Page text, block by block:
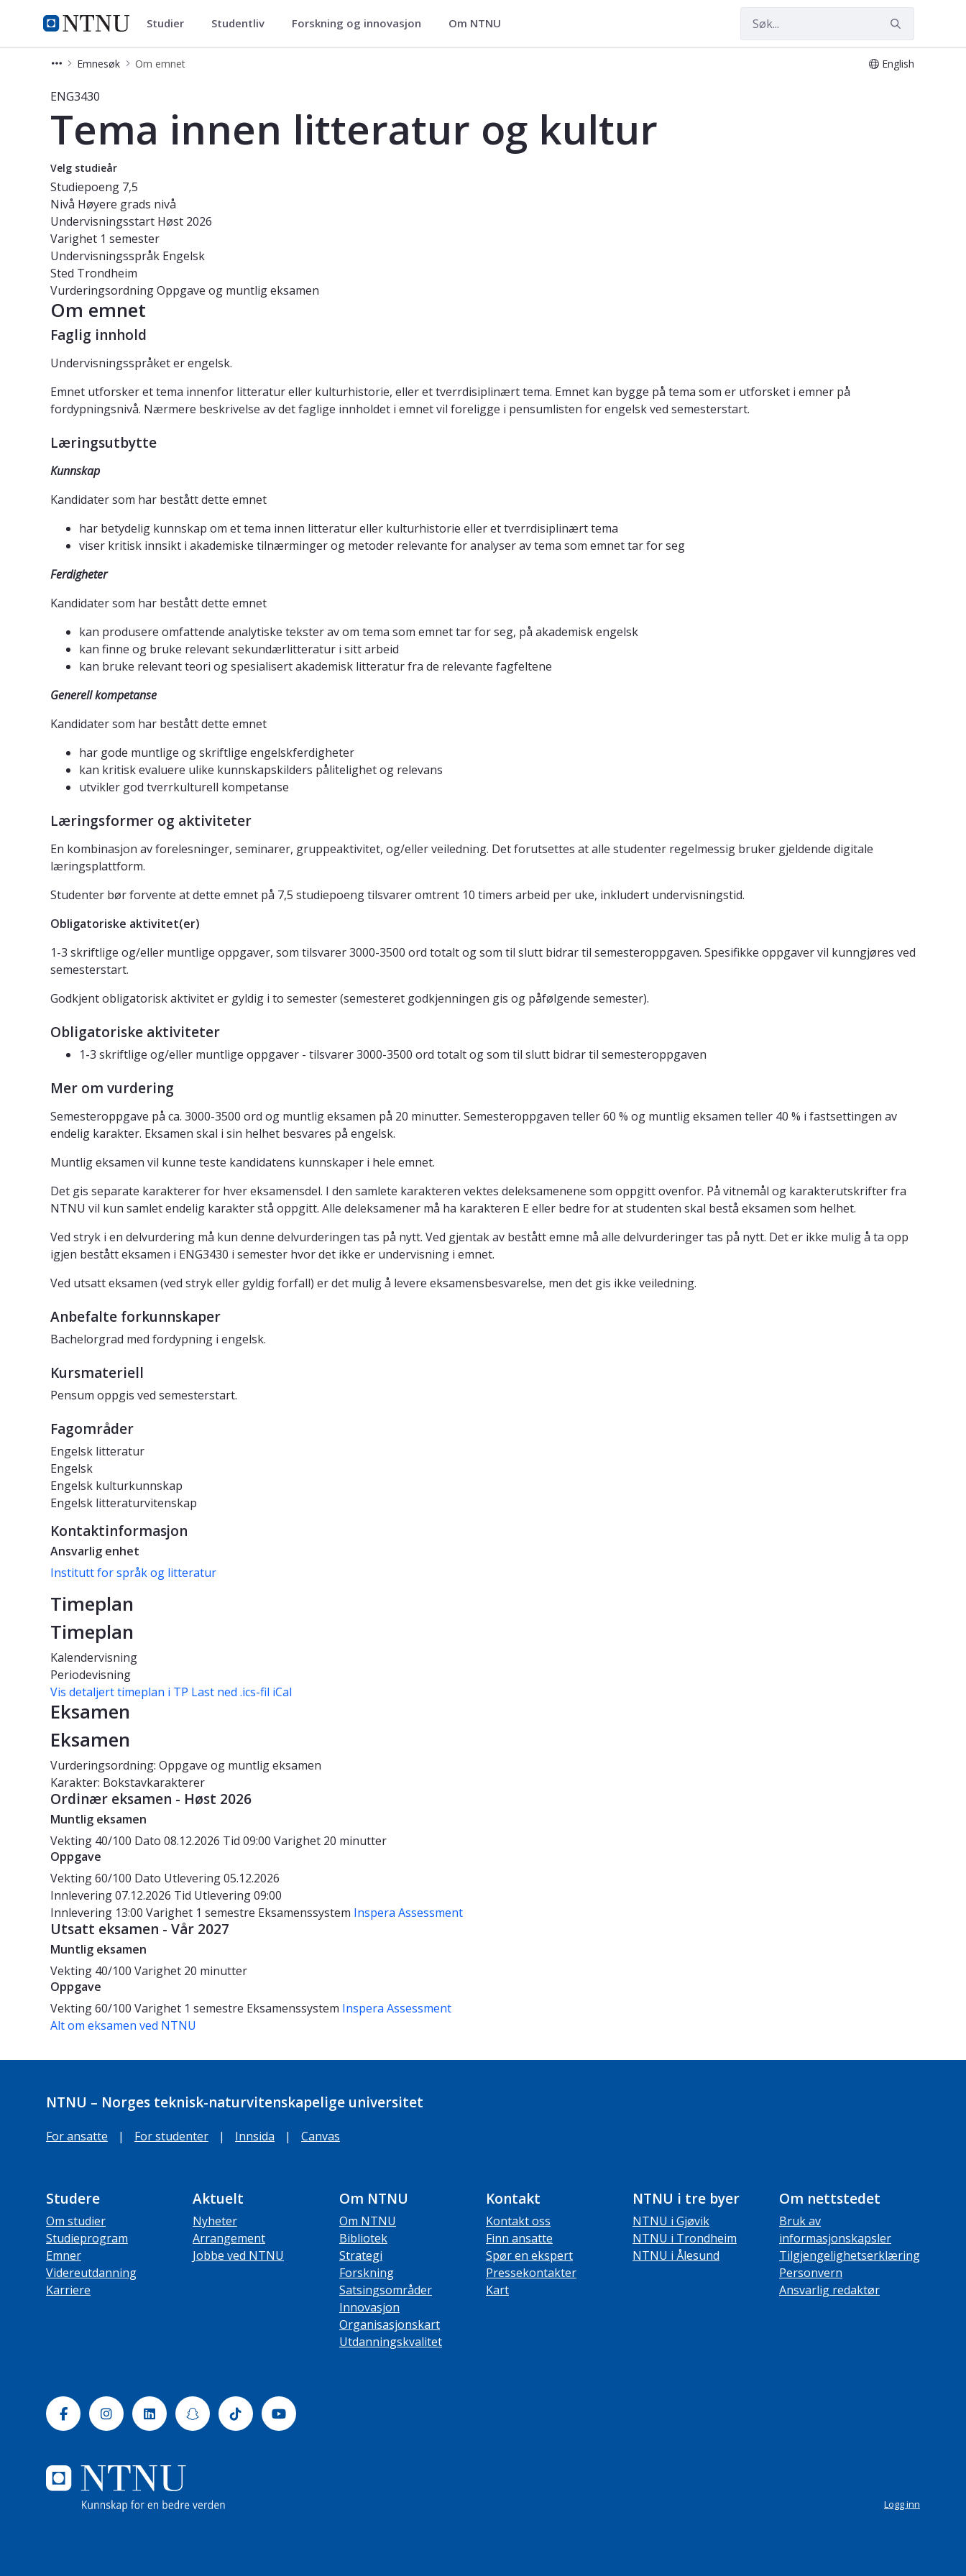
NTNU Hjemmeside
Studier Studier Studentliv Forskning og innovasjon Om NTNU
Emnesøk Om emnet English
Emne - Tema innen litteratur og kultur - ENG3430
ENG3430
Tema innen litteratur og kultur
Velg studieår
Studiepoeng 7,5
Nivå Høyere grads nivå
Undervisningsstart Høst 2026
Varighet 1 semester
Undervisningsspråk Engelsk
Sted Trondheim
VurderingsordningOppgave og muntlig eksamen
Om emnet
Faglig innhold
Undervisningsspråket er engelsk.
Emnet utforsker et tema innenfor litteratur eller kulturhistorie, eller et tverrdisiplinært tema. Emnet kan bygge på tema som er utforsket i emner på
fordypningsnivå. Nærmere beskrivelse av det faglige innholdet i emnet vil foreligge i pensumlisten for engelsk ved semesterstart.
Læringsutbytte
Kunnskap
Kandidater som har bestått dette emnet
har betydelig kunnskap om et tema innen litteratur eller kulturhistorie eller et tverrdisiplinært tema
viser kritisk innsikt i akademiske tilnærminger og metoder relevante for analyser av tema som emnet tar for seg
Ferdigheter
Kandidater som har bestått dette emnet
kan produsere omfattende analytiske tekster av om tema som emnet tar for seg, på akademisk engelsk
kan finne og bruke relevant sekundærlitteratur i sitt arbeid
kan bruke relevant teori og spesialisert akademisk litteratur fra de relevante fagfeltene
Generell kompetanse
Kandidater som har bestått dette emnet
har gode muntlige og skriftlige engelskferdigheter
kan kritisk evaluere ulike kunnskapskilders pålitelighet og relevans
utvikler god tverrkulturell kompetanse
Læringsformer og aktiviteter
En kombinasjon av forelesninger, seminarer, gruppeaktivitet, og/eller veiledning. Det forutsettes at alle studenter regelmessig bruker gjeldende digitale
læringsplattform.
Studenter bør forvente at dette emnet på 7,5 studiepoeng tilsvarer omtrent 10 timers arbeid per uke, inkludert undervisningstid.
Obligatoriske aktivitet(er)
1-3 skriftlige og/eller muntlige oppgaver, som tilsvarer 3000-3500 ord totalt og som til slutt bidrar til semesteroppgaven. Spesifikke oppgaver vil kunngjøres ved
semesterstart.
Godkjent obligatorisk aktivitet er gyldig i to semester (semesteret godkjenningen gis og påfølgende semester).
Obligatoriske aktiviteter
1-3 skriftlige og/eller muntlige oppgaver - tilsvarer 3000-3500 ord totalt og som til slutt bidrar til semesteroppgaven
Mer om vurdering
Semesteroppgave på ca. 3000-3500 ord og muntlig eksamen på 20 minutter. Semesteroppgaven teller 60 % og muntlig eksamen teller 40 % i fastsettingen av
endelig karakter. Eksamen skal i sin helhet besvares på engelsk.
Muntlig eksamen vil kunne teste kandidatens kunnskaper i hele emnet.
Det gis separate karakterer for hver eksamensdel. I den samlete karakteren vektes deleksamenene som oppgitt ovenfor. På vitnemål og karakterutskrifter fra
NTNU vil kun samlet endelig karakter stå oppgitt. Alle deleksamener må ha karakteren E eller bedre for at studenten skal bestå eksamen som helhet.
Ved stryk i en delvurdering må kun denne delvurderingen tas på nytt. Ved gjentak av bestått emne må alle delvurderinger tas på nytt. Det er ikke mulig å ta opp
igjen bestått eksamen i ENG3430 i semester hvor det ikke er undervisning i emnet.
Ved utsatt eksamen (ved stryk eller gyldig forfall) er det mulig å levere eksamensbesvarelse, men det gis ikke veiledning.
Anbefalte forkunnskaper
Bachelorgrad med fordypning i engelsk.
Kursmateriell
Pensum oppgis ved semesterstart.
Fagområder
Engelsk litteratur
Engelsk
Engelsk kulturkunnskap
Engelsk litteraturvitenskap
Kontaktinformasjon
Ansvarlig enhet
Institutt for språk og litteratur
Timeplan
Timeplan
Kalendervisning
Periodevisning
Vis detaljert timeplan i TP Last ned .ics-fil iCal
Eksamen
Eksamen
Vurderingsordning: Oppgave og muntlig eksamen
Karakter: Bokstavkarakterer
Ordinær eksamen - Høst 2026
Muntlig eksamen
Vekting 40/100 Dato 08.12.2026 Tid 09:00 Varighet 20 minutter
Oppgave
Vekting60/100 Dato Utlevering 05.12.2026
Innlevering 07.12.2026 Tid Utlevering 09:00
Innlevering 13:00 Varighet 1 semestre Eksamenssystem Inspera Assessment
Utsatt eksamen - Vår 2027
Muntlig eksamen
Vekting 40/100 Varighet 20 minutter
Oppgave
Vekting60/100 Varighet 1 semestre Eksamenssystem Inspera Assessment
Alt om eksamen ved NTNU
NTNU – Norges teknisk-naturvitenskapelige universitet
For ansatte | For studenter | Innsida | Canvas
Studere
Om studier
Studieprogram
Emner
Videreutdanning
Karriere
Aktuelt
Nyheter
Arrangement
Jobbe ved NTNU
Om NTNU
Om NTNU
Bibliotek
Strategi
Forskning
Satsingsområder
Innovasjon
Organisasjonskart
Utdanningskvalitet
Kontakt
Kontakt oss
Finn ansatte
Spør en ekspert
Pressekontakter
Kart
NTNU i tre byer
NTNU i Gjøvik
NTNU i Trondheim
NTNU i Ålesund
Om nettstedet
Bruk av
informasjonskapsler
Tilgjengelighetserklæring
Personvern
Ansvarlig redaktør
FacebookInstagramLinkedinSnapchatTiktok Youtube
Logg inn